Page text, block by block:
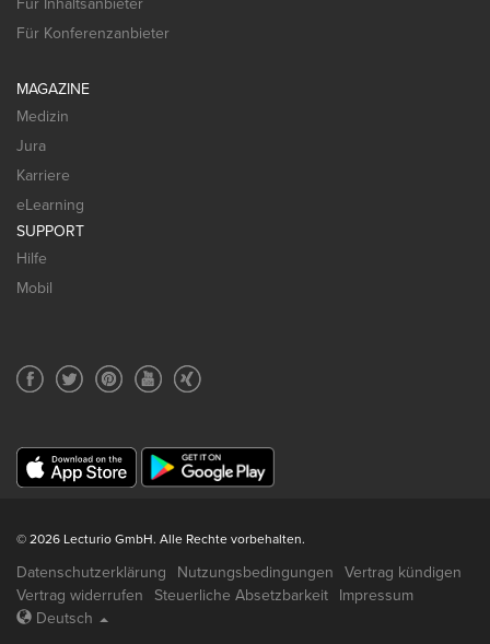
Für Konferenzanbieter
MAGAZINE
Medizin
Jura
Karriere
eLearning
SUPPORT
Hilfe
Mobil
© 2026 Lecturio GmbH. Alle Rechte vorbehalten.
Datenschutzerklärung Nutzungsbedingungen
Vertrag kündigen
Vertrag widerrufen
Steuerliche Absetzbarkeit
Impressum
Deutsch